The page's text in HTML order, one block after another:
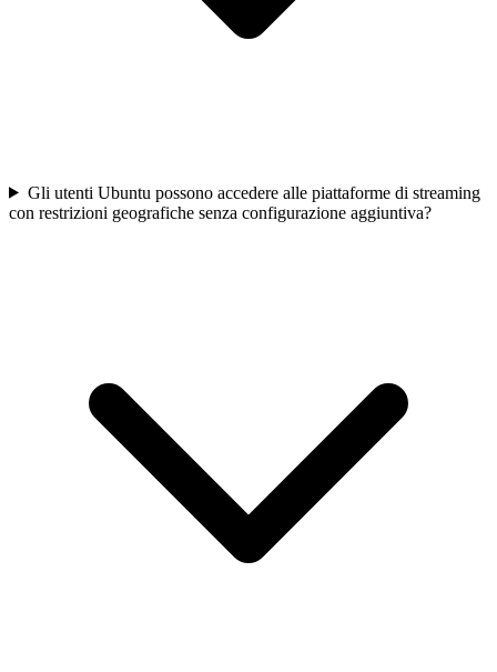
Gli utenti Ubuntu possono accedere alle piattaforme di streaming
con restrizioni geografiche senza configurazione aggiuntiva?